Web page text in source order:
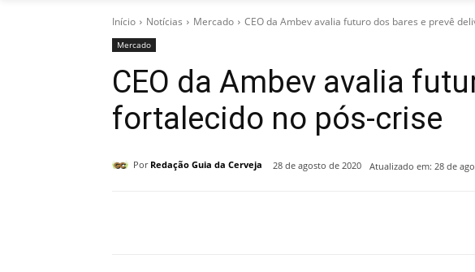
Início Notícias Mercado CEO da Ambev avalia futuro dos bares e prevê
Mercado
CEO da Ambev avalia
fortalecido no pós-crise
Por Redação Guia da Cerveja 28 de agosto de 2020 Atualizado em: 28 de